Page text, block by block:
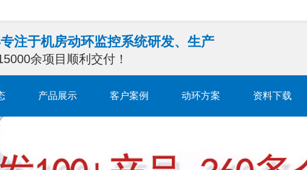
注于机房动环监控系统研发、生产
余项目顺利交付！
产品展示 客户案例 动环方案 资料下载